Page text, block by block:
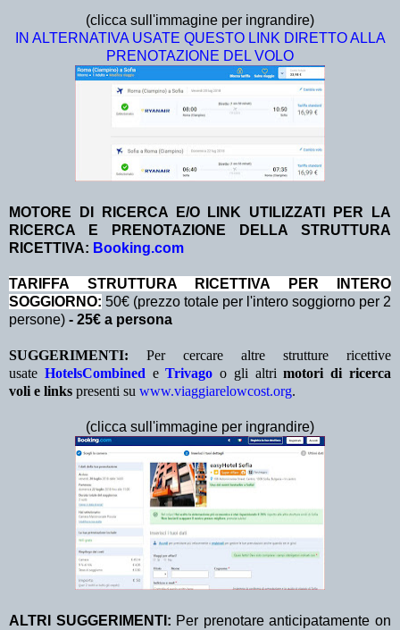
(clicca sull'immagine per ingrandire)
IN ALTERNATIVA USATE QUESTO LINK DIRETTO ALLA
PRENOTAZIONE DEL VOLO
MOTORE DI RICERCA E/O LINK UTILIZZATI PER LA
RICERCA E PRENOTAZIONE DELLA STRUTTURA
RICETTIVA: Booking.com
TA RIFFA STRUTTURA RICETTIVA PER INTERO
SOGGIORNO: 50€ (prezzo totale per l'intero soggiorno per 2
persone) - 25€ a persona
SUGGERIMENTI: Per cercare altre strutture ricettive
usate HotelsCombined eTrivago o gli altrimotori di ricerca
voli e links presenti su www.viaggiarelowcost.org.
(clicca sull'immagine per ingrandire)
ALTRI SUGGERIMENTI: Per prenotare anticipatamente on